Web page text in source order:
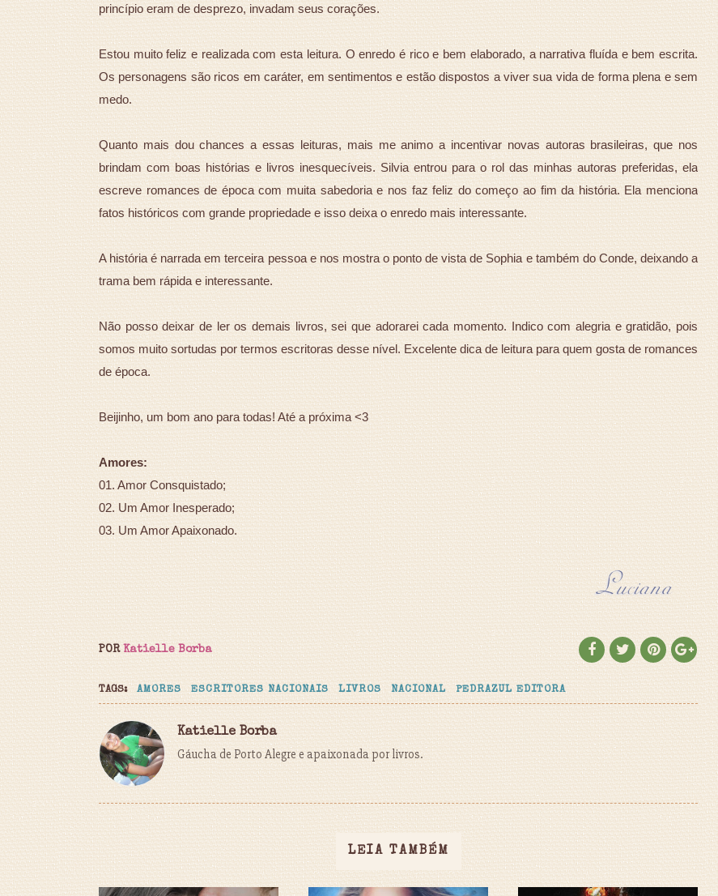
princípio eram de desprezo, invadam seus corações.
Estou muito feliz e realizada com esta leitura. O enredo é rico e bem elaborado, a narrativa fluída e bem escrita.
Os personagens são ricos em caráter, em sentimentos e estão dispostos a viver sua vida de forma plena e sem
medo.
Quanto mais dou chances a essas leituras, mais me animo a incentivar novas autoras brasileiras, que nos
brindam com boas histórias e livros inesquecíveis. Silvia entrou para o rol das minhas autoras preferidas, ela
escreve romances de época com muita sabedoria e nos faz feliz do começo ao fim da história. Ela menciona
fatos históricos com grande propriedade e isso deixa o enredo mais interessante.
A história é narrada em terceira pessoa e nos mostra o ponto de vista de Sophia e também do Conde, deixando a
trama bem rápida e interessante.
Não posso deixar de ler os demais livros, sei que adorarei cada momento. Indico com alegria e gratidão, pois
somos muito sortudas por termos escritoras desse nível. Excelente dica de leitura para quem gosta de romances
de época.
Beijinho, um bom ano para todas! Até a próxima <3
Amores:
01. Amor Consquistado;
02. Um Amor Inesperado;
03. Um Amor Apaixonado.
POR Katielle Borba
TAGS: AMORES ESCRITORES NACIONAIS LIVROS NACIONAL PEDRAZUL EDITORA
Katielle Borba
Gáucha de Porto Alegre e apaixonada por livros.
LEIA TAMBÉM